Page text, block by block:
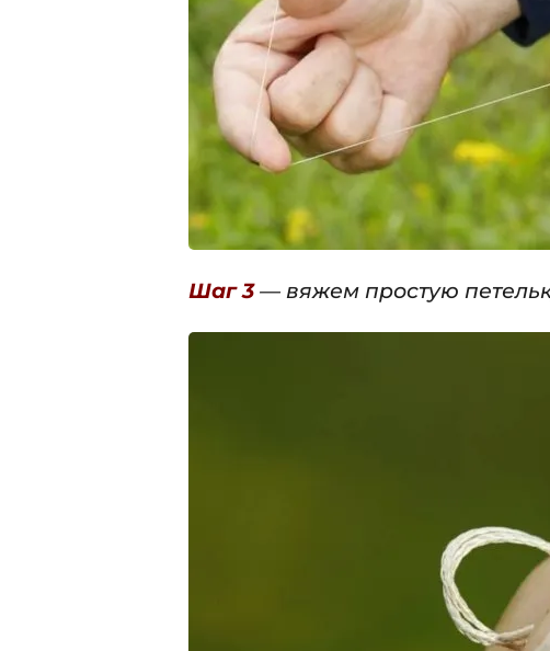
Шаг 3 — вяжем простую